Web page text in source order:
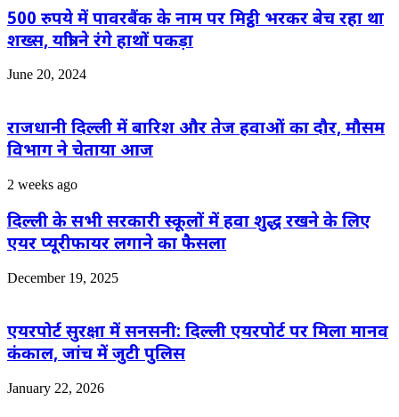
500 रुपये में पावरबैंक के नाम पर मिट्ठी भरकर बेच रहा था
शख्स, यात्री ने रंगे हाथों पकड़ा
June 20, 2024
राजधानी दिल्ली में बारिश और तेज हवाओं का दौर, मौसम
विभाग ने चेताया आज
2 weeks ago
दिल्ली के सभी सरकारी स्कूलों में हवा शुद्ध रखने के लिए
एयर प्यूरीफायर लगाने का फैसला
December 19, 2025
एयरपोर्ट सुरक्षा में सनसनी: दिल्ली एयरपोर्ट पर मिला मानव
कंकाल, जांच में जुटी पुलिस
January 22, 2026